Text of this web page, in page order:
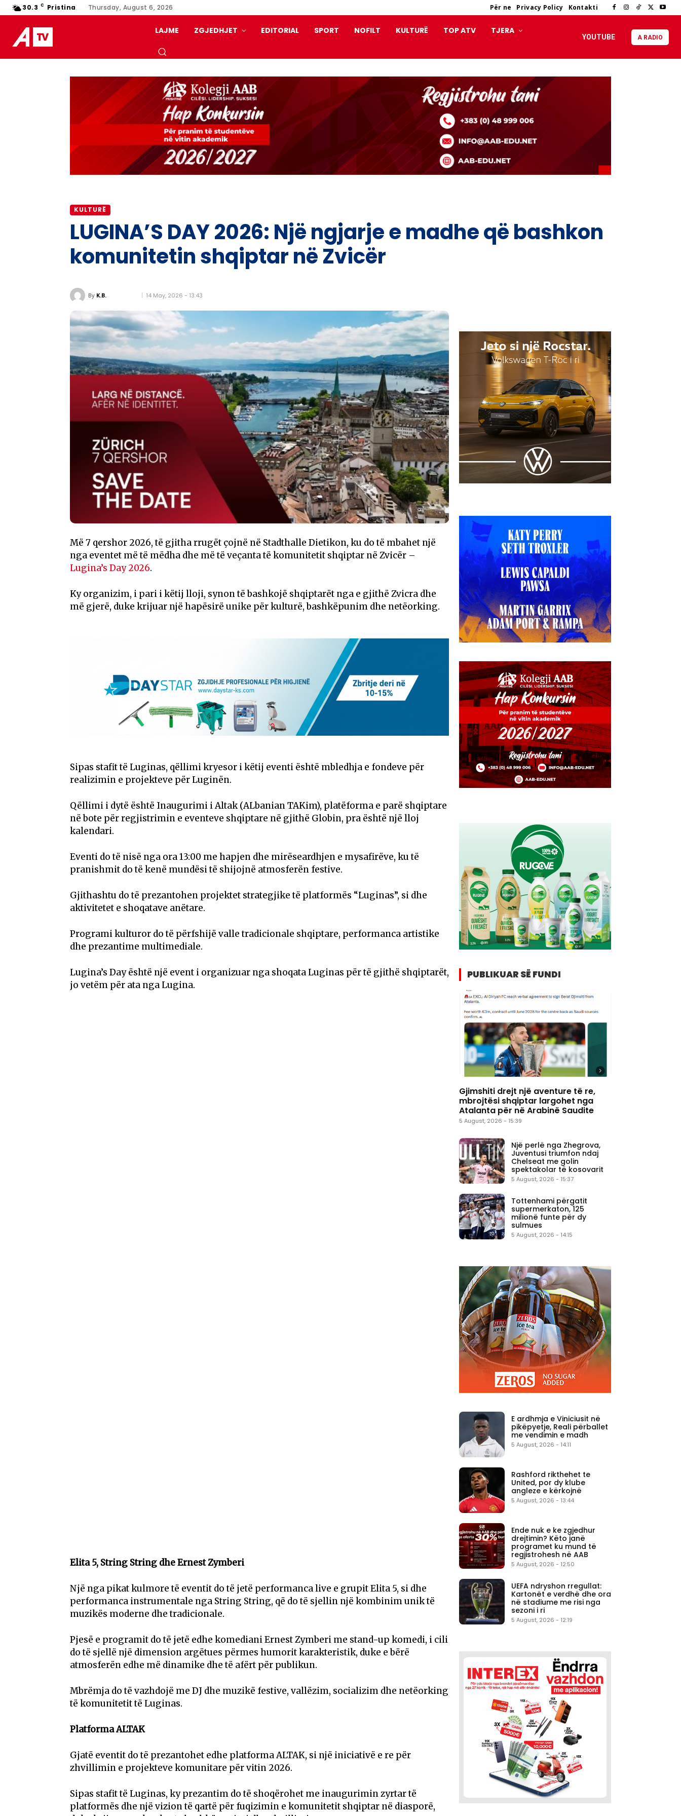
30.3 C Pristina Thursday, August 6, 2026 Për ne Privacy Policy Kontakti
LAJME ZGJEDHJET EDITORIAL SPORT NOFILT KULTURË TOP ATV TJERA
YOUTUBE A RADIO
KULTURË
LUGINA’S DAY 2026: Një ngjarje e madhe që bashkon
komunitetin shqiptar në Zvicër
By K.B. 14 May, 2026 - 13:43
Më 7 qershor 2026, të gjitha rrugët çojnë në Stadthalle Dietikon, ku do të mbahet një
nga eventet më të mëdha dhe më të veçanta të komunitetit shqiptar në Zvicër –
Lugina’s Day 2026.
Ky organizim, i pari i këtij lloji, synon të bashkojë shqiptarët nga e gjithë Zvicra dhe
më gjerë, duke krijuar një hapësirë unike për kulturë, bashkëpunim dhe netëorking.
Sipas stafit të Luginas, qëllimi kryesor i këtij eventi është mbledhja e fondeve për
realizimin e projekteve për Luginën.
Qëllimi i dytë është Inaugurimi i Altak (ALbanian TAKim), platëforma e parë shqiptare
në bote për regjistrimin e eventeve shqiptare në gjithë Globin, pra është një lloj
kalendari.
Eventi do të nisë nga ora 13:00 me hapjen dhe mirëseardhjen e mysafirëve, ku të
pranishmit do të kenë mundësi të shijojnë atmosferën festive.
Gjithashtu do të prezantohen projektet strategjike të platformës “Luginas”, si dhe
aktivitetet e shoqatave anëtare.
Programi kulturor do të përfshijë valle tradicionale shqiptare, performanca artistike
dhe prezantime multimediale.
Lugina’s Day është një event i organizuar nga shoqata Luginas për të gjithë shqiptarët,
jo vetëm për ata nga Lugina.
Elita 5, String String dhe Ernest Zymberi
Një nga pikat kulmore të eventit do të jetë performanca live e grupit Elita 5, si dhe
performanca instrumentale nga String String, që do të sjellin një kombinim unik të
muzikës moderne dhe tradicionale.
Pjesë e programit do të jetë edhe komediani Ernest Zymberi me stand-up komedi, i cili
do të sjellë një dimension argëtues përmes humorit karakteristik, duke e bërë
atmosferën edhe më dinamike dhe të afërt për publikun.
Mbrëmja do të vazhdojë me DJ dhe muzikë festive, vallëzim, socializim dhe netëorking
të komunitetit të Luginas.
Platforma ALTAK
Gjatë eventit do të prezantohet edhe platforma ALTAK, si një iniciativë e re për
zhvillimin e projekteve komunitare për vitin 2026.
Sipas stafit të Luginas, ky prezantim do të shoqërohet me inaugurimin zyrtar të
platformës dhe një vizion të qartë për fuqizimin e komunitetit shqiptar në diasporë,
PUBLIKUAR SË FUNDI
Gjimshiti drejt një aventure të re,
mbrojtësi shqiptar largohet nga
Atalanta për në Arabinë Saudite
5 August, 2026 - 15:39
Një perlë nga Zhegrova,
Juventusi triumfon ndaj
Chelseat me golin
spektakolar të kosovarit
5 August, 2026 - 15:37
Tottenhami përgatit
supermerkaton, 125
milionë funte për dy
sulmues
5 August, 2026 - 14:15
E ardhmja e Viniciusit në
pikëpyetje, Reali përballet
me vendimin e madh
5 August, 2026 - 14:11
Rashford rikthehet te
United, por dy klube
angleze e kërkojnë
5 August, 2026 - 13:44
Ende nuk e ke zgjedhur
drejtimin? Këto janë
programet ku mund të
regjistrohesh në AAB
5 August, 2026 - 12:50
UEFA ndryshon rregullat:
Kartonët e verdhë dhe ora
në stadiume me risi nga
sezoni i ri
5 August, 2026 - 12:19